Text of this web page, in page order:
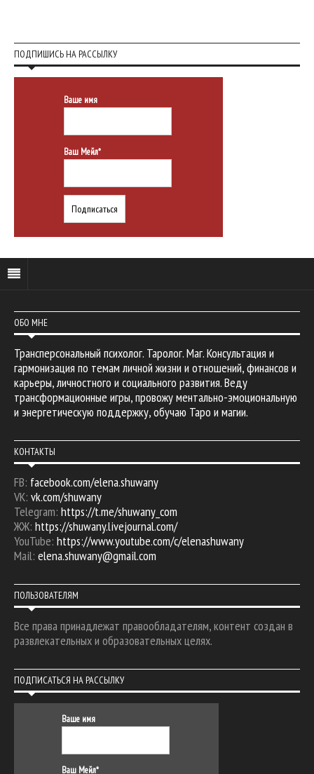
ПОДПИШИСЬ НА РАССЫЛКУ
Ваше имя
Ваш Мейл*
ОБО МНЕ
Трансперсональный психолог. Таролог. Маг. Консультация и
гармонизация по темам личной жизни и отношений, финансов и
карьеры, личностного и социального развития. Веду
трансформационные игры, провожу ментально-эмоциональную
и энергетическую поддержку, обучаю Таро и магии.
КОНТАКТЫ
FB: facebook.com/elena.shuwany
VK: vk.com/shuwany
Telegram: https://t.me/shuwany_com
ЖЖ: https://shuwany.livejournal.com/
YouTube: https://www.youtube.com/c/elenashuwany
Mail: elena.shuwany@gmail.com
ПОЛЬЗОВАТЕЛЯМ
Все права принадлежат правообладателям, контент создан в
развлекательных и образовательных целях.
ПОДПИСАТЬСЯ НА РАССЫЛКУ
Ваше имя
Ваш Мейл*